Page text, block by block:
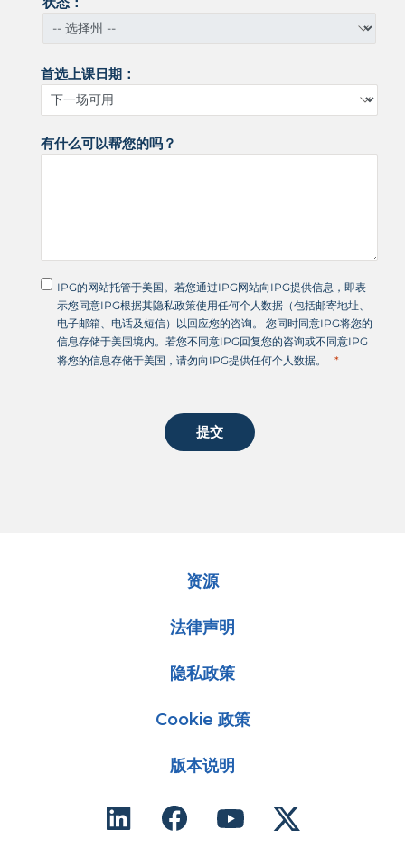
首选上课日期：
有什么可以帮您的吗？
IPG的网站托管于美国。若您通过IPG网站向IPG提供信息，即表
示您同意IPG根据其隐私政策使用任何个人数据（包括邮寄地址、
电子邮箱、电话及短信）以回应您的咨询。 您同时同意IPG将您的
信息存储于美国境内。若您不同意IPG回复您的咨询或不同意IPG
将您的信息存储于美国，请勿向IPG提供任何个人数据。
提交
资源
法律声明
隐私政策
Cookie 政策
版本说明